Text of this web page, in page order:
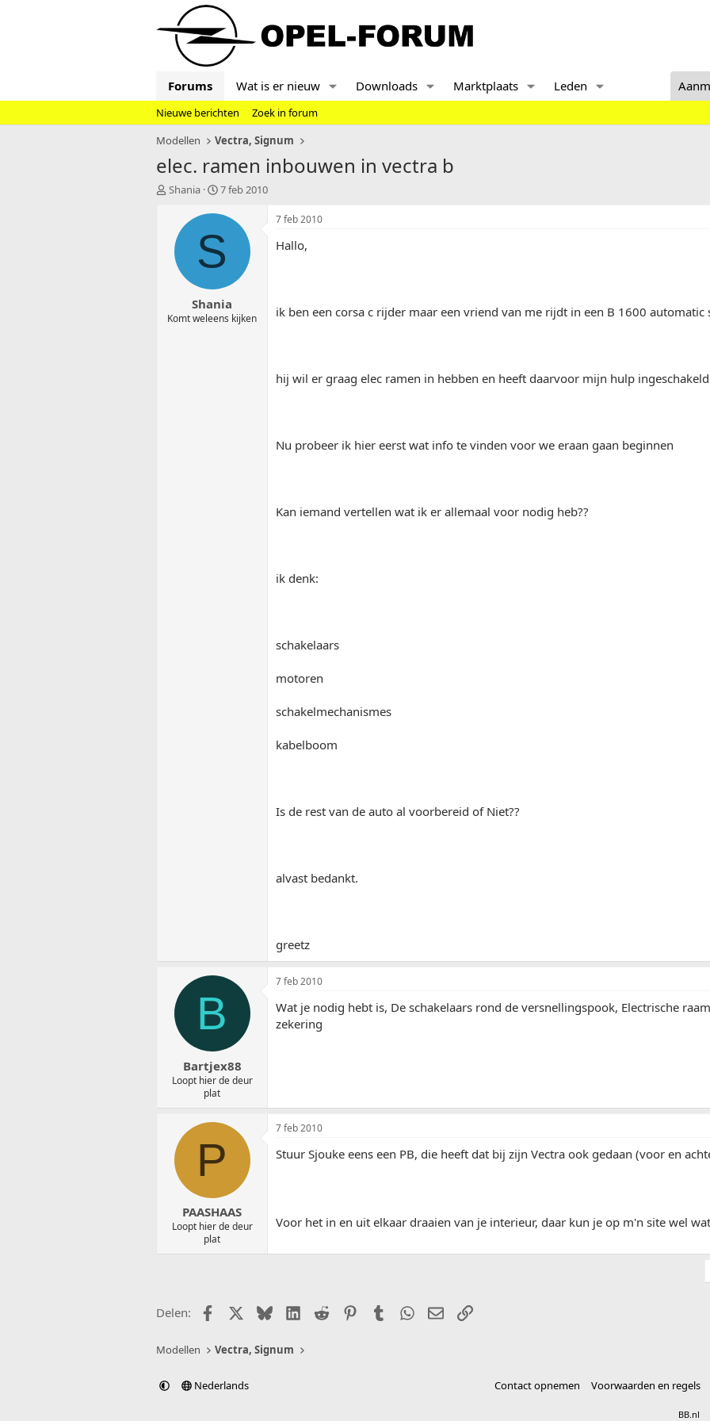
Forums Wat is er nieuw Downloads Marktplaats Leden
Nieuwe berichten
Zoek in forum
Modellen
Vectra, Signum
elec. ramen inbouwen in vectra b
T
t
Shania
S
a
t
d
t
u
m
7 feb 2010
S
Shania
Komt weleens kijken
7 feb 2010
Hallo,
ik ben een corsa c rijder maar een vriend van me rijdt in een B 1600 automatic
hij wil er graag elec ramen in hebben en heeft daarvoor mijn hulp
Nu probeer ik hier eerst wat info te vinden voor we eraan gaan beginnen
Kan iemand vertellen wat ik er allemaal voor nodig heb??
ik denk:
schakelaars
motoren
schakelmechanismes
kabelboom
Is de rest van de auto al voorbereid of Niet??
alvast bedankt.
greetz
B
Bartjex88
Loopt hier de deur
plat
7 feb 2010
Wat je nodig hebt is, De schakelaars rond de versnellingspook, Electrische
zekering
P
PAASHAAS
Loopt hier de deur
plat
7 feb 2010
Stuur Sjouke eens een PB, die heeft dat bij zijn Vectra ook gedaan (voor en
Voor het in en uit elkaar draaien van je interieur, daar kun je op m'n site wel
Delen: FacebookX (Twitter)
BlueskyLinkedIn
Reddit PinterestTumblr WhatsApp
E-mailLink
Modellen Vectra, Signum
Nederlands Contact opnemen Voorwaarden en regels
BB.nl